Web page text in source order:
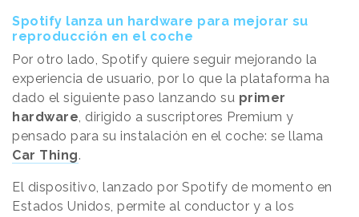
Spotify lanza un hardware para mejorar su
reproducción en el coche
Por otro lado, Spotify quiere seguir mejorando la
experiencia de usuario, por lo que la plataforma ha
dado el siguiente paso lanzando su primer
hardware, dirigido a suscriptores Premium y
pensado para su instalación en el coche: se llama
Car Thing.
El dispositivo, lanzado por Spotify de momento en
Estados Unidos, permite al conductor y a los